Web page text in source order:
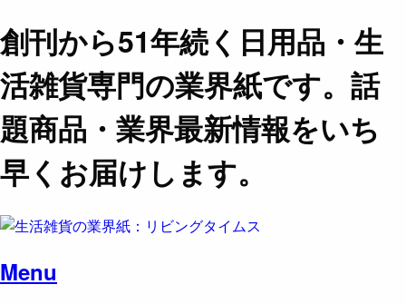
創刊から51年続く日用品・生
活雑貨専門の業界紙です。話
題商品・業界最新情報をいち
早くお届けします。
Menu